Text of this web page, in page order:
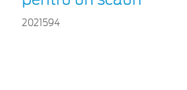
2021594